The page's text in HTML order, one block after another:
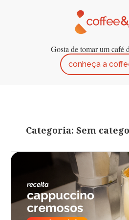
Gosta de tomar um café
conheça a
Categoria: Sem